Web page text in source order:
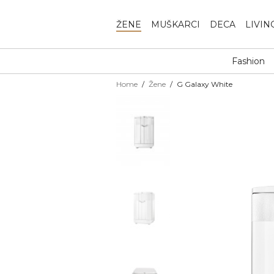
ŽENE MUŠKARCI DECA
Fashion
Home Žene G Galaxy White